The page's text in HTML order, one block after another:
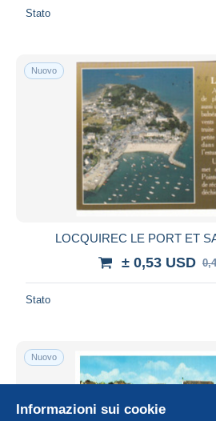
Stato
Nuovo
LOCQUIREC LE PORT ET
± 0,53 USD
Stato
Nuovo
Informazioni sui cookie